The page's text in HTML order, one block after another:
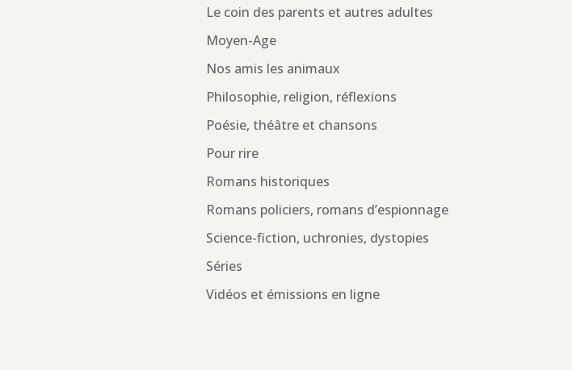
Le coin des parents et autres adultes
Moyen-Age
Nos amis les animaux
Philosophie, religion, réflexions
Poésie, théâtre et chansons
Pour rire
Romans historiques
Romans policiers, romans d’espionnage
Science-fiction, uchronies, dystopies
Séries
Vidéos et émissions en ligne